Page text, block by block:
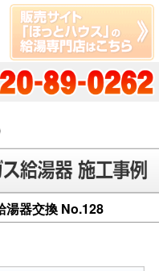
湯器交換 No.128